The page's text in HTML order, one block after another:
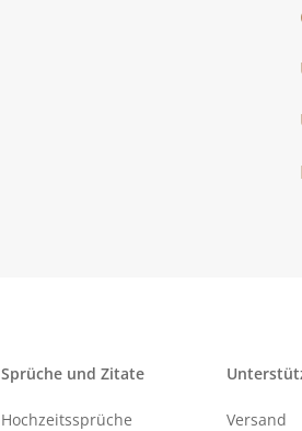
Sprüche und Zitate
Hochzeitssprüche
Versand